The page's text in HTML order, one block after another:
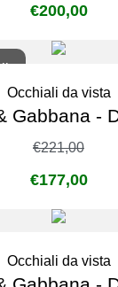
€200,00
Occhiali da vista
Gabbana -
€221,00
€177,00
Occhiali da vista